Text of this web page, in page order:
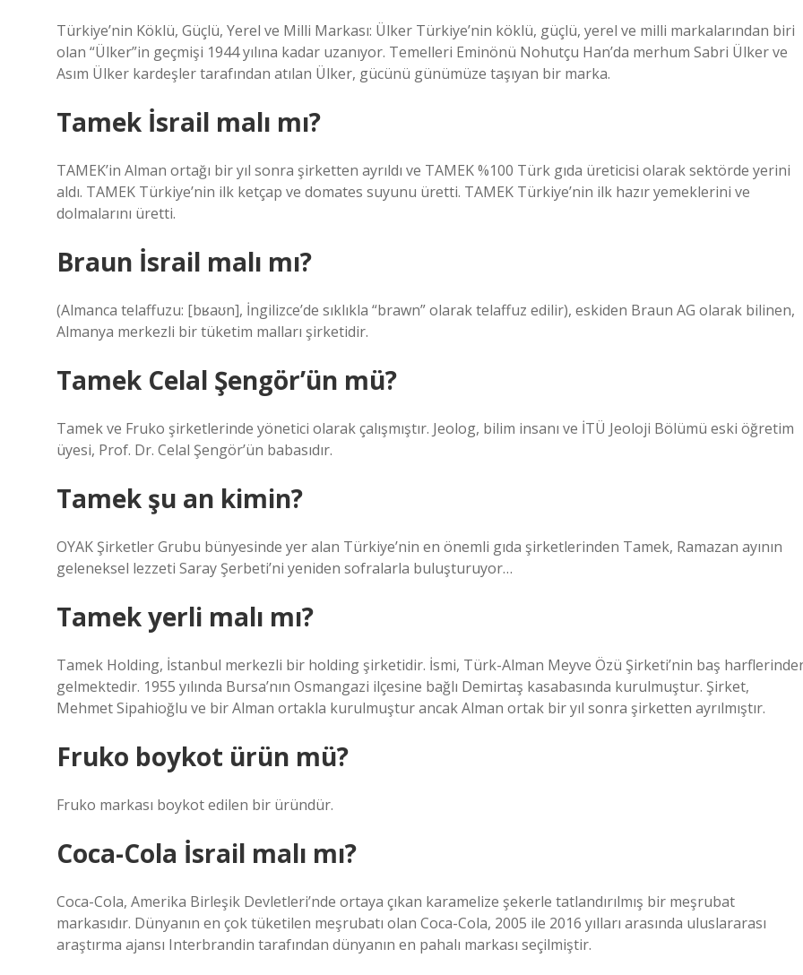
Türkiye’nin Köklü, Güçlü, Yerel ve Milli Markası: Ülker Türkiye’nin köklü, güçlü, yerel ve milli markalarından biri
olan “Ülker”in geçmişi 1944 yılına kadar uzanıyor. Temelleri Eminönü Nohutçu Han’da merhum Sabri Ülker ve
Asım Ülker kardeşler tarafından atılan Ülker, gücünü günümüze taşıyan bir marka.
Tamek İsrail malı mı?
TAMEK’in Alman ortağı bir yıl sonra şirketten ayrıldı ve TAMEK %100 Türk gıda üreticisi olarak sektörde yerini
aldı. TAMEK Türkiye’nin ilk ketçap ve domates suyunu üretti. TAMEK Türkiye’nin ilk hazır yemeklerini ve
dolmalarını üretti.
Braun İsrail malı mı?
(Almanca telaffuzu: [bʁaʊn], İngilizce’de sıklıkla “brawn” olarak telaffuz edilir), eskiden Braun AG olarak bilinen,
Almanya merkezli bir tüketim malları şirketidir.
Tamek Celal Şengör’ün mü?
Tamek ve Fruko şirketlerinde yönetici olarak çalışmıştır. Jeolog, bilim insanı ve İTÜ Jeoloji Bölümü eski öğretim
üyesi, Prof. Dr. Celal Şengör’ün babasıdır.
Tamek şu an kimin?
OYAK Şirketler Grubu bünyesinde yer alan Türkiye’nin en önemli gıda şirketlerinden Tamek, Ramazan ayının
geleneksel lezzeti Saray Şerbeti’ni yeniden sofralarla buluşturuyor…
Tamek yerli malı mı?
Tamek Holding, İstanbul merkezli bir holding şirketidir. İsmi, Türk-Alman Meyve Özü Şirketi’nin baş
gelmektedir. 1955 yılında Bursa’nın Osmangazi ilçesine bağlı Demirtaş kasabasında kurulmuştur. Şirket,
Mehmet Sipahioğlu ve bir Alman ortakla kurulmuştur ancak Alman ortak bir yıl sonra şirketten ayrılmıştır.
Fruko boykot ürün mü?
Fruko markası boykot edilen bir üründür.
Coca-Cola İsrail malı mı?
Coca-Cola, Amerika Birleşik Devletleri’nde ortaya çıkan karamelize şekerle tatlandırılmış bir meşrubat
markasıdır. Dünyanın en çok tüketilen meşrubatı olan Coca-Cola, 2005 ile 2016 yılları arasında uluslararası
araştırma ajansı Interbrandin tarafından dünyanın en pahalı markası seçilmiştir.